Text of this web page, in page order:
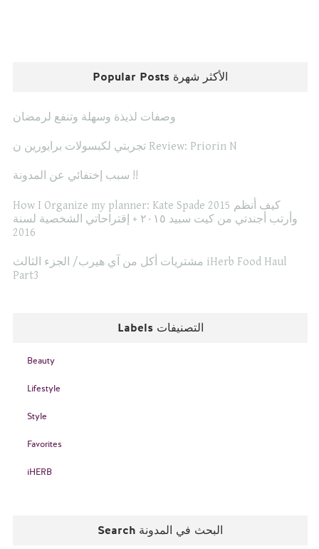
Popular Posts الأكثر شهرة
وصفات لذيذة وسهلة وتنفع لرمضان
تجربتي لكبسولات برايورين ن Review: Priorin N
سبب إختفائي عن المدونة !!
How I Organize my planner: Kate Spade 2015 كيف أنظم
وأرتب أجندتي من كيت سبيد ٢٠١٥ + إقتراحاتي الشخصية لسنة
2016
مشتريات أكل من آي هيرب/ الجزء الثالث iHerb Food Haul
Part3
Labels التصنيفات
Beauty
Lifestyle
Style
Favorites
iHERB
Search البحث في المدونة